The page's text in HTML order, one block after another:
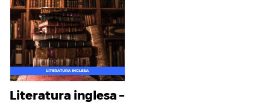
Literatura inglesa –